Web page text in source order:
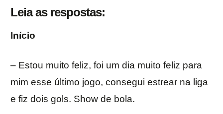
Leia as respostas:
Início
– Estou muito feliz, foi um dia muito feliz para
mim esse último jogo, consegui estrear na liga
e fiz dois gols. Show de bola.